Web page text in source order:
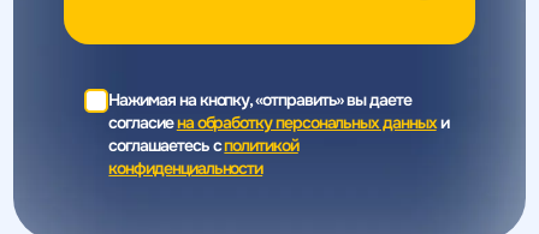
Нажимая на кнопку, «отправить» вы даете
согласиена обработку персональных данныхи
соглашаетесь cполитикой
конфиденциальности